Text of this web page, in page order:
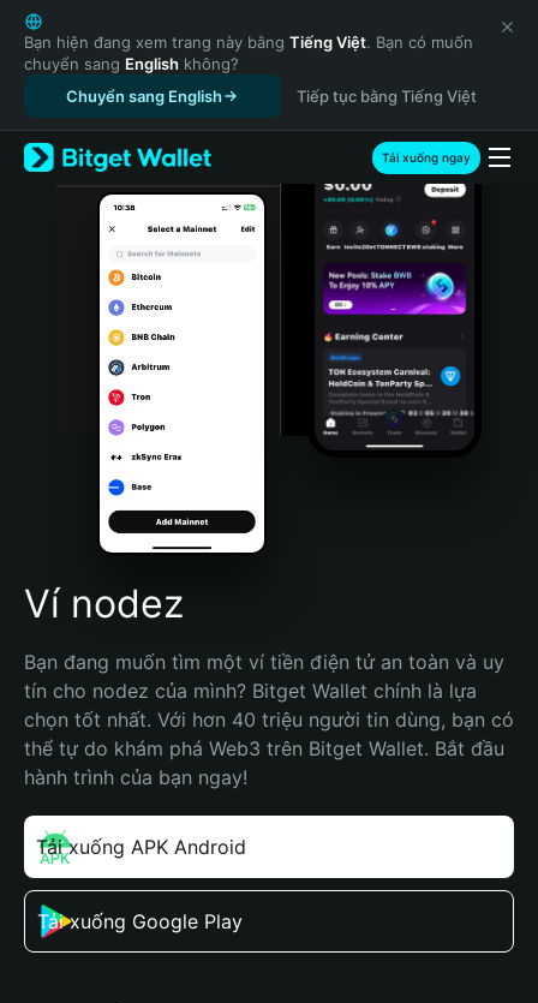
English
日本語
Tiếng Việt
Русский
Español (Latinoamérica)
Türkçe
Italiano
Português (Portugal)
Bahasa Indonesia
Português (Brasil)
Español (Argentina)
Bạn hiện đang xem trang này bằng Tiếng Việt. Bạn có muốn
chuyển sang English không?
Chuyển sang English
Tiếp tục bằng Tiếng Việt
Tải xuống ngay
Ví nodez
Bạn đang muốn tìm một ví tiền điện tử an toàn và uy
tín cho nodez của mình? Bitget Wallet chính là lựa
chọn tốt nhất. Với hơn 40 triệu người tin dùng, bạn có
thể tự do khám phá Web3 trên Bitget Wallet. Bắt đầu
hành trình của bạn ngay!
Tải xuống APK Android
Tải xuống Google Play